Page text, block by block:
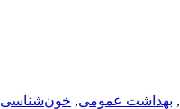
, بهداشت عمومی, خون‌شناسی